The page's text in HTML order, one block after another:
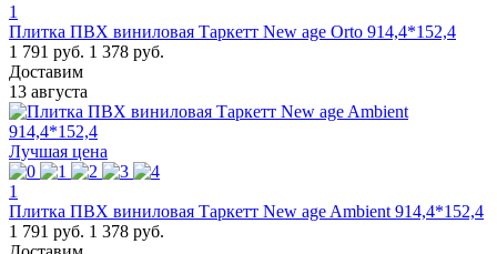
1
Плитка ПВХ виниловая Таркетт New age Orto 914,4*152,4
1 791 руб. 1 378 руб.
Доставим
13 августа
Лучшая цена
1
Плитка ПВХ виниловая Таркетт New age Ambient 914,4*152,4
1 791 руб. 1 378 руб.